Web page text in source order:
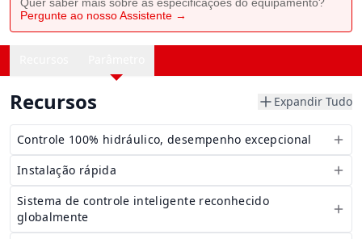
Pergunte ao nosso Assistente →
Recursos Expandir Tudo
Controle 100% hidráulico, desempenho excepcional
Instalação rápida
Sistema de controle inteligente reconhecido
globalmente